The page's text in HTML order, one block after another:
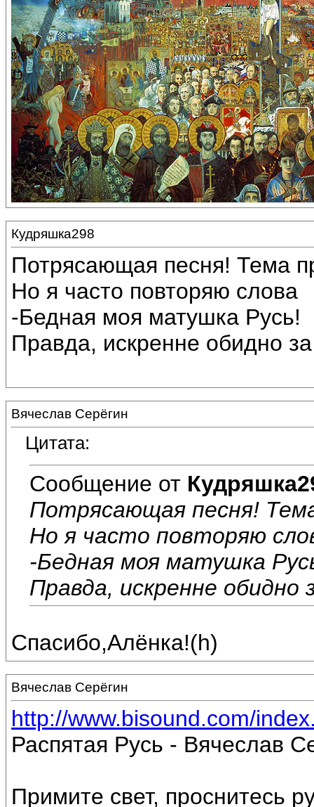
Кудряшка298
Потрясающая песня! Тема
Но я часто повторяю слова
-Бедная моя матушка Русь!
Правда, искренне обидно
Вячеслав Серёгин
Цитата:
Сообщение от
Потрясающая песня!
Но я часто повторяю
-Бедная моя матушка
Правда, искренне обидно
Спасибо,Алёнка!(h)
Вячеслав Серёгин
http://www.bisound.com/
Распятая Русь - Вячеслав
Примите свет, проснитесь